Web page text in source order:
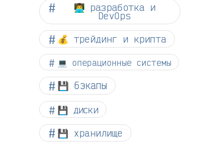
👨‍💻 разработка и
DevOps
💰 трейдинг и крипта
💻 операционные системы
💾 бэкапы
💾 диски
💾 хранилище